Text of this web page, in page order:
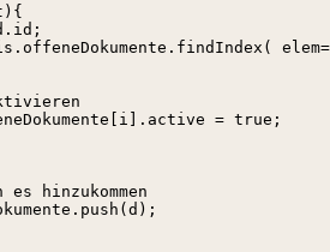
= true;
es hinzukommen